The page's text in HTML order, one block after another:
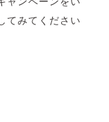
てみてください